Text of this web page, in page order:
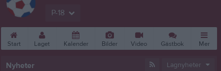
P-18
Start Laget Kalender Bilder Video Gästbok Mer
Nyheter Lagnyheter